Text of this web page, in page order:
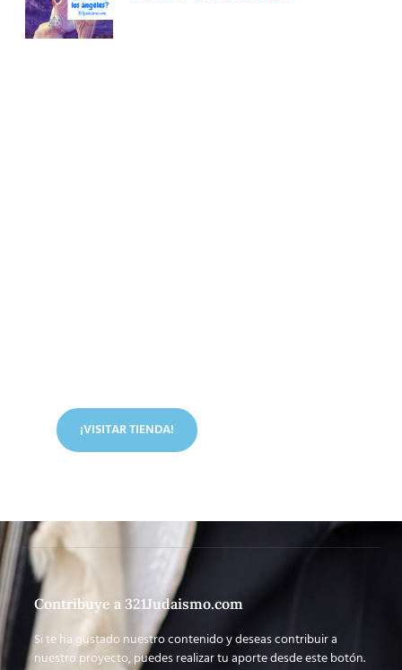
¡VISITAR TIENDA!
Contribuye a 321Judaismo.com
Si te ha gustado nuestro contenido y deseas contribuir a
nuestro proyecto, puedes realizar tu aporte desde este botón.